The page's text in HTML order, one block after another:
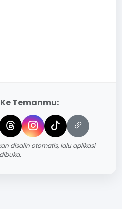
Temanmu:
disalin otomatis, lalu aplikasi
dibuka.